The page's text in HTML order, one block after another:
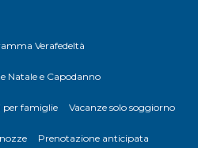
Verafedeltà
Natale e Capodanno
per famiglie Vacanze solo soggiorno
Prenotazione anticipata